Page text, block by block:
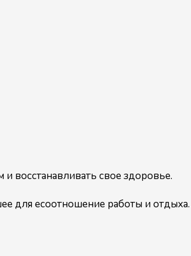
восстанавливать свое здоровье.
для есоотношение работы и отдыха.